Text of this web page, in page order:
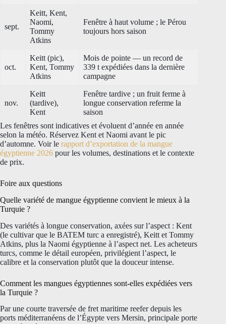
sept.
Keitt, Kent,
Naomi,
Tommy
Atkins
Fenêtre à haut volume ; le Pérou
toujours hors saison
oct.
Keitt (pic),
Kent, Tommy
Atkins
Mois de pointe — un record de
339 t expédiées dans la dernière
campagne
nov.
Keitt
(tardive),
Kent
Fenêtre tardive ; un fruit ferme à
longue conservation referme la
saison
Les fenêtres sont indicatives et évoluent d’année en année
selon la météo. Réservez Kent et Naomi avant le pic
d’automne. Voir le rapport d’exportation de la mangue
égyptienne 2026 pour les volumes, destinations et le contexte
de prix.
Foire aux questions
Quelle variété de mangue égyptienne convient le mieux à la
Turquie ?
Des variétés à longue conservation, axées sur l’aspect : Kent
(le cultivar que le BATEM turc a enregistré), Keitt et Tommy
Atkins, plus la Naomi égyptienne à l’aspect net. Les acheteurs
turcs, comme le détail européen, privilégient l’aspect, le
calibre et la conservation plutôt que la douceur intense.
Comment les mangues égyptiennes sont-elles expédiées vers
la Turquie ?
Par une courte traversée de fret maritime reefer depuis les
ports méditerranéens de l’Égypte vers Mersin, principale porte